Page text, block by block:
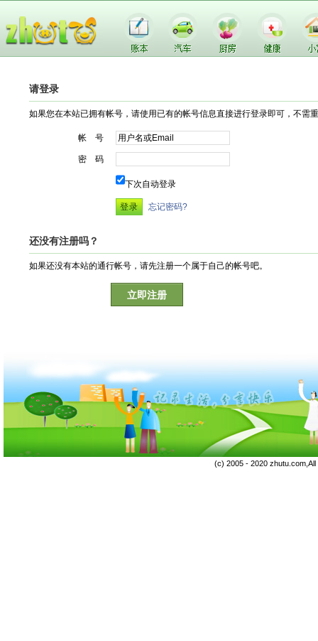
请登录
如果您在本站已拥有帐号，请使用已有的帐号信息直接进行登录即可，不需
帐 号
密 码
下次自动登录
忘记密码?
还没有注册吗？
如果还没有本站的通行帐号，请先注册一个属于自己的帐号吧。
立即注册
(c) 2005 - 2020